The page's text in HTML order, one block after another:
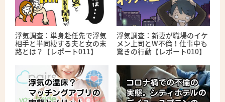
浮気調査：単身赴任先で浮気
相手と半同棲する夫と女の末
路とは？【レポート011】
浮気調査：新妻が職場のイケ
メン上司とW不倫！仕事中も
驚きの行動【レポート010】